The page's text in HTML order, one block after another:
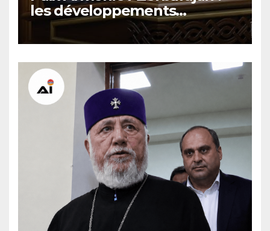
les développements
internationaux pèsent sur la
signature finale